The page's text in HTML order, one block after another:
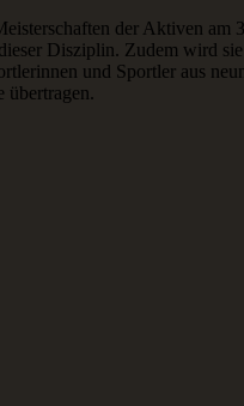
der Aktiven
Disziplin. Zudem wird
und Sportler aus
übertragen.